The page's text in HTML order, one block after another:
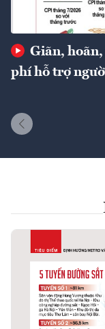
Giãn,
phí hỗ trợ